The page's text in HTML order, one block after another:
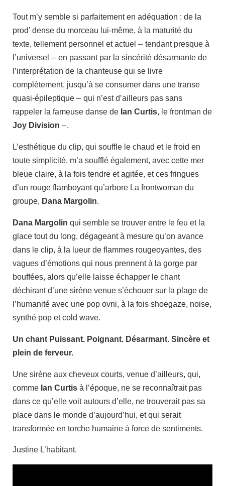
Tout m’y semble si parfaitement en adéquation : de la
prod’ dense du morceau lui-même, à la maturité du
texte, tellement personnel et actuel – tendant presque à
l’universel – en passant par la sincérité désarmante de
l’interprétation de la chanteuse qui se livre
complètement, jusqu’à se consumer dans une transe
quasi-épileptique – qui n’est d’ailleurs pas sans
rappeler la fameuse danse de Ian Curtis, le frontman de
Joy Division –.
L’esthétique du clip, qui souffle le chaud et le froid en
toute simplicité, m’a soufflé également, avec cette mer
bleue claire, à la fois tendre et agitée, et ces fringues
d’un rouge flamboyant qu’arbore La frontwoman du
groupe, Dana Margolin.
Dana Margolin qui semble se trouver entre le feu et la
glace tout du long, dégageant à mesure qu’on avance
dans le clip, à la lueur de flammes rougeoyantes, des
vagues d’émotions qui nous prennent à la gorge par
bouffées, alors qu’elle laisse échapper le chant
déchirant d’une sirène venue s’échouer sur la plage de
l’humanité avec une pop ovni, à la fois shoegaze, noise,
synthé pop et cold wave.
Un chant Puissant. Poignant. Désarmant. Sincère et
plein de ferveur.
Une sirène aux cheveux courts, venue d’ailleurs, qui,
comme Ian Curtis à l’époque, ne se reconnaîtrait pas
dans ce qu’elle voit autours d’elle, ne trouverait pas sa
place dans le monde d’aujourd’hui, et qui serait
transformée en torche humaine à force de sentiments.
Justine L’habitant.